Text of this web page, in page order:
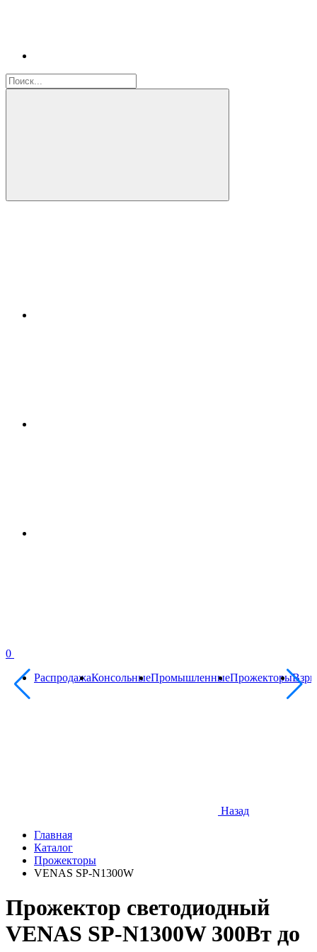
0
РаспродажаКонсольныеПромышленныеПрожекторы
Назад
Главная
Каталог
Прожекторы
VENAS SP-N1300W
Прожектор светодиодный
VENAS SP-N1300W 300Вт до